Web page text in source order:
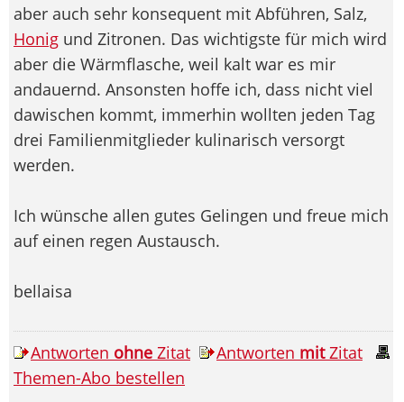
aber auch sehr konsequent mit Abführen, Salz,
Honig und Zitronen. Das wichtigste für mich wird
aber die Wärmflasche, weil kalt war es mir
andauernd. Ansonsten hoffe ich, dass nicht viel
dawischen kommt, immerhin wollten jeden Tag
drei Familienmitglieder kulinarisch versorgt
werden.
Ich wünsche allen gutes Gelingen und freue mich
auf einen regen Austausch.
bellaisa
Antworten ohne Zitat Antworten mitZitat
Themen-Abo bestellen